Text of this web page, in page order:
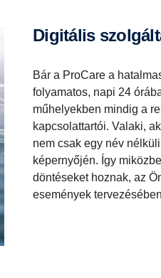
Digitális
Bár a ProCare a
folyamatos, napi 24
műhelyekben mindig a
kapcsolattartói. Valaki,
nem csak egy név
képernyőjén. Így
döntéseket hoznak, az
események